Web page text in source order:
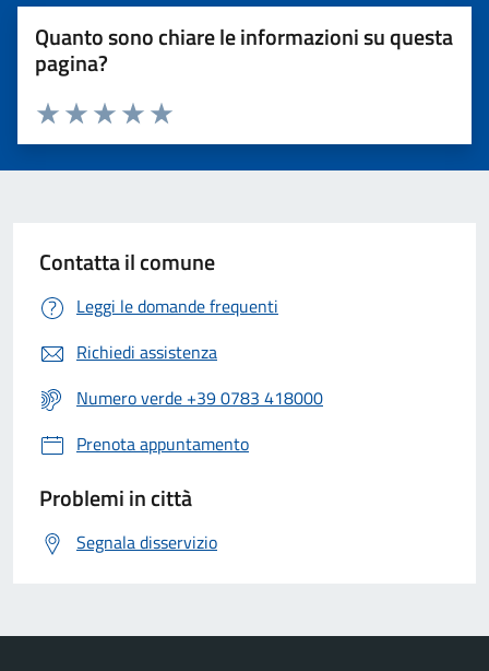
Quanto sono chiare le informazioni su questa
pagina?
Valuta 5 stelle su 5
Valuta 4 stelle su 5
Valuta 3 stelle su 5
Valuta 2 stelle su 5
Valuta 1 stelle su 5
Contatta il comune
Leggi le domande frequenti
Richiedi assistenza
Numero verde +39 0783 418000
Prenota appuntamento
Problemi in città
Segnala disservizio